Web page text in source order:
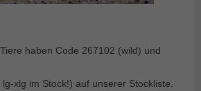
haben Code 267102 (wild) und
xlg im Stock!) auf unserer Stockliste.